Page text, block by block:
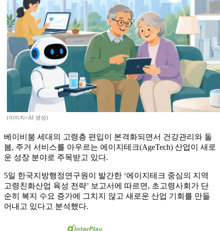
(이미지=AI 생성)
베이비붐 세대의 고령층 편입이 본격화되면서 건강관리와 돌
봄, 주거 서비스를 아우르는 에이지테크(AgeTech) 산업이 새로
운 성장 분야로 주목받고 있다.
5일 한국지방행정연구원이 발간한 ‘에이지테크 중심의 지역
고령친화산업 육성 전략’ 보고서에 따르면, 초고령사회가 단
순히 복지 수요 증가에 그치지 않고 새로운 산업 기회를 만들
어내고 있다고 분석했다.